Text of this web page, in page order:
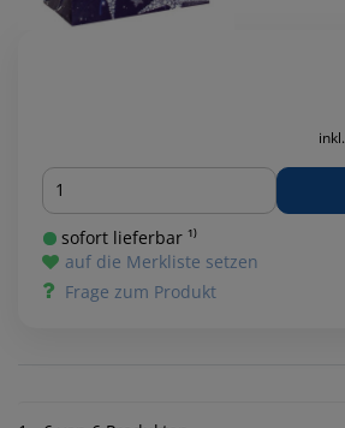
Menge
sofort lieferbar ¹⁾
auf die Merkliste setzen
Frage zum Produkt